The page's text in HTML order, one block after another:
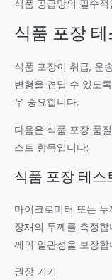
식품 공급망의 필수
식품 포장
식품 포장이 취급, 운
변형을 견딜 수 있도
우 중요합니다.
다음은 식품 포장 품
스트 항목입니다:
식품 포장 테스
마이크로미터 또는
장재의 두께를 측정
께의 일관성을 보장합
권장 기기